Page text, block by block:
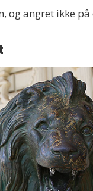
og angret ikke